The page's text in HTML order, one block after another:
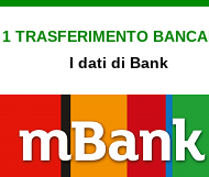
1 TRASFERIMENTO
I dati di Bank